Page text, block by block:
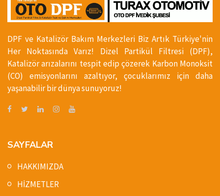
DPF ve Katalizör Bakım Merkezleri Biz Artık Türkiye'nin
Her Noktasında Varız! Dizel Partikül Filtresi (DPF),
Katalizör arızalarını tespit edip çözerek Karbon Monoksit
(CO) emisyonlarını azaltıyor, çocuklarımız için daha
yaşanabilir bir dünya sunuyoruz!
SAYFALAR
HAKKIMIZDA
HİZMETLER